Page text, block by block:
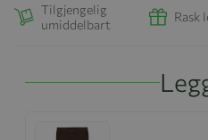
Tilgjengelig
umiddelbart
Rask